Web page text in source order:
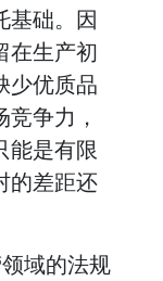
基础。因
在生产初
少优质品
争力，
能是有限
的差距还
域的法规